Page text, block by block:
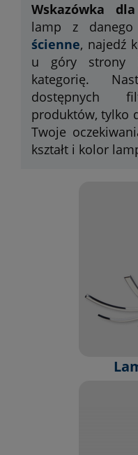
Wskazówka
lamp z
ścienne, najedź
u góry strony i
kategorię.
dostępnych
produktów, tylko
Twoje
kształt i kolor